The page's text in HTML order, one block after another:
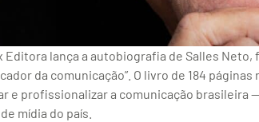
Editora lança a autobiografia de Salles Neto,
da comunicação”. O livro de 184
e profissionalizar a comunicação brasileira
mídia do país.